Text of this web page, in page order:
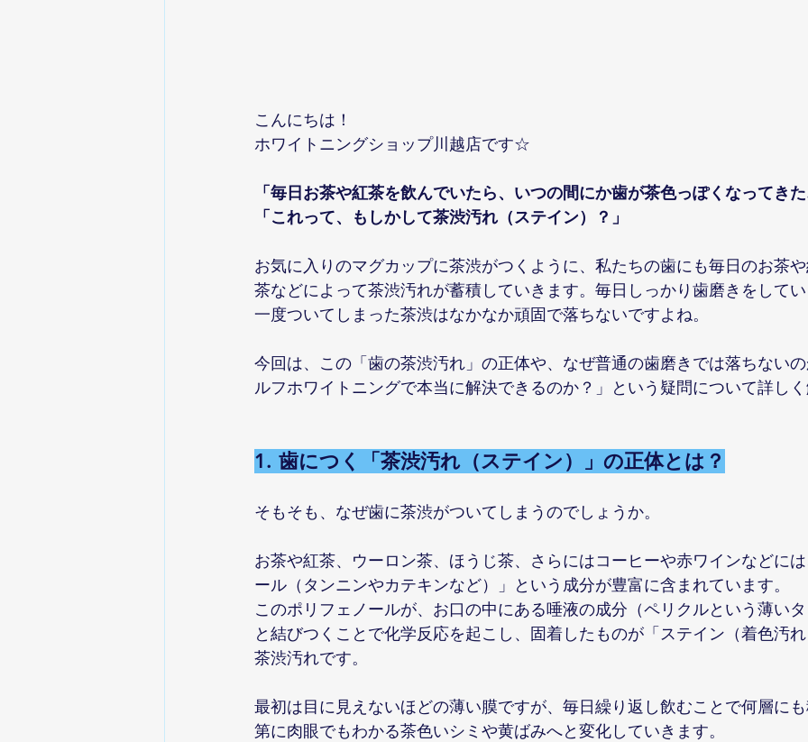
こんにちは！
ホワイトニングショップ川越店です☆
「毎日お茶や紅茶を飲んでいたら、いつの間にか歯が茶色っぽくなってき
「これって、もしかして茶渋汚れ（ステイン）？」
お気に入りのマグカップに茶渋がつくように、私たちの歯にも毎日のお茶
茶などによって茶渋汚れが蓄積していきます。毎日しっかり歯磨きをして
一度ついてしまった茶渋はなかなか頑固で落ちないですよね。
今回は、この「歯の茶渋汚れ」の正体や、なぜ普通の歯磨きでは落ちない
ルフホワイトニングで本当に解決できるのか？」という疑問について詳し
1. 歯につく「茶渋汚れ（ステイン）」の正体とは？
そもそも、なぜ歯に茶渋がついてしまうのでしょうか。
お茶や紅茶、ウーロン茶、ほうじ茶、さらにはコーヒーや赤ワインなどに
ール（タンニンやカテキンなど）」という成分が豊富に含まれています。
このポリフェノールが、お口の中にある唾液の成分（ペリクルという薄い
と結びつくことで化学反応を起こし、固着したものが「ステイン（着色汚
茶渋汚れです。
最初は目に見えないほどの薄い膜ですが、毎日繰り返し飲むことで何層に
第に肉眼でもわかる茶色いシミや黄ばみへと変化していきます。